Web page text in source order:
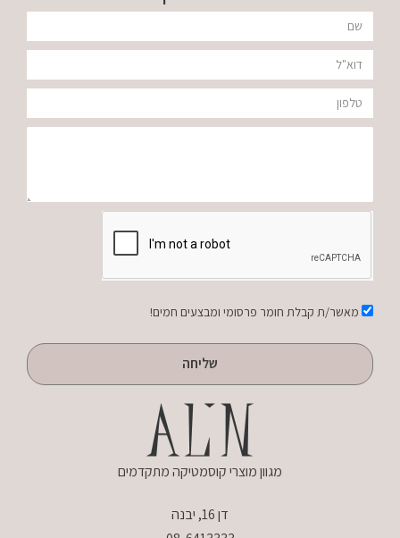
שם
דוא"ל
טלפון
אישורמאשר/ת קבלת חומר פרסומי ומבצעים חמים!
שליחה
מגוון מוצרי קוסמטיקה מתקדמים
דן 16, יבנה